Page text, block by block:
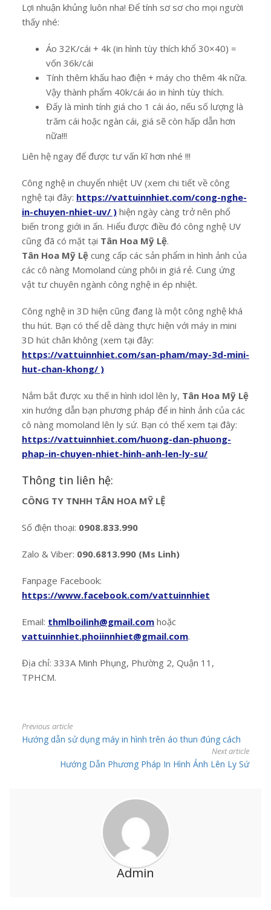
Lợi nhuận khủng luôn nha! Để tính sơ sơ cho mọi người
thấy nhé:
Áo 32K/cái + 4k (in hình tùy thích khổ 30×40) =
vốn 36k/cái
Tính thêm khấu hao điện + máy cho thêm 4k nữa.
Vậy thành phẩm 40k/cái áo in hình tùy thích.
Đấy là mình tính giá cho 1 cái áo, nếu số lượng là
trăm cái hoặc ngàn cái, giá sẽ còn hấp dẫn hơn
nữa!!!
Liên hệ ngay để được tư vấn kĩ hơn nhé !!!
Công nghệ in chuyển nhiệt UV (xem chi tiết về công
nghệ tại đây: https://vattuinnhiet.com/cong-nghe-
in-chuyen-nhiet-uv/ ) hiện ngày càng trở nên phổ
biến trong giới in ấn. Hiểu được điều đó công nghệ UV
cũng đã có mặt tại Tân Hoa Mỹ Lệ.
Tân Hoa Mỹ Lệ cung cấp các sản phẩm in hình ảnh của
các cô nàng Momoland cùng phôi in giá rẻ. Cung ứng
vật tư chuyên ngành công nghệ in ép nhiệt.
Công nghệ in 3D hiện cũng đang là một công nghệ khá
thu hút. Bạn có thể dễ dàng thực hiện với máy in mini
3D hút chân không (xem tại đây:
https://vattuinnhiet.com/san-pham/may-3d-mini-
hut-chan-khong/ )
Nắm bắt được xu thế in hình idol lên ly, Tân Hoa Mỹ Lệ
xin hướng dẫn bạn phương pháp để in hình ảnh của các
cô nàng momoland lên ly sứ. Bạn có thể xem tại đây:
https://vattuinnhiet.com/huong-dan-phuong-
phap-in-chuyen-nhiet-hinh-anh-len-ly-su/
Thông tin liên hệ:
CÔNG TY TNHH TÂN HOA MỸ LỆ
Số điện thoại: 0908.833.990
Zalo & Viber: 090.6813.990 (Ms Linh)
Fanpage Facebook:
https://www.facebook.com/vattuinnhiet
Email: thmlboilinh@gmail.com hoặc
vattuinnhiet.phoiinnhiet@gmail.com.
Địa chỉ: 333A Minh Phụng, Phường 2, Quận 11,
TPHCM.
Previous article
Hướng dẫn sử dụng máy in hình trên áo thun đúng cách
Next article
Hướng Dẫn Phương Pháp In Hình Ảnh Lên Ly Sứ
Admin